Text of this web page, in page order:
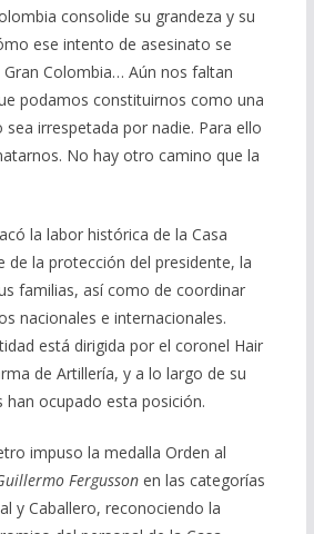
consolide su grandeza y su
ese intento de asesinato se
Colombia… Aún nos faltan
podamos constituirnos como una
sea irrespetada por nadie. Para ello
No hay otro camino que la
la labor histórica de la Casa
de la protección del presidente, la
familias, así como de coordinar
nacionales e internacionales.
está dirigida por el coronel Hair
de Artillería, y a lo largo de su
han ocupado esta posición.
impuso la medalla Orden al
Fergussonen las categorías
y Caballero, reconociendo la